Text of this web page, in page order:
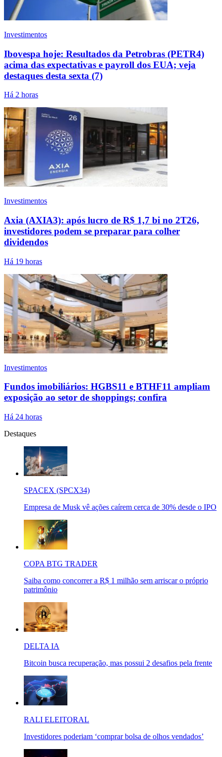
Investimentos
Ibovespa hoje: Resultados da Petrobras (PETR4)
acima das expectativas e payroll dos EUA; veja
destaques desta sexta (7)
Há 2 horas
Investimentos
Axia (AXIA3): após lucro de R$ 1,7 bi no 2T26,
investidores podem se preparar para colher
dividendos
Há 19 horas
Investimentos
Fundos imobiliários: HGBS11 e BTHF11 ampliam
exposição ao setor de shoppings; confira
Há 24 horas
Destaques
SPACEX (SPCX34)
Empresa de Musk vê ações caírem cerca de 30% desde o IPO
COPA BTG TRADER
Saiba como concorrer a R$ 1 milhão sem arriscar o próprio
patrimônio
DELTA IA
Bitcoin busca recuperação, mas possui 2 desafios pela frente
RALI ELEITORAL
Investidores poderiam ‘comprar bolsa de olhos vendados’